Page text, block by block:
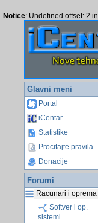
Notice: Undefined offset: 2 in
Glavni meni
Portal
iCentar
Statistike
Procitajte pravila
Donacije
Forumi
Racunari i oprema
Softver i op.
sistemi